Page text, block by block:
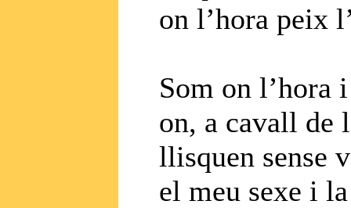
on l’hora peix
Som on l’hora
on, a cavall de
llisquen sense
el meu sexe i